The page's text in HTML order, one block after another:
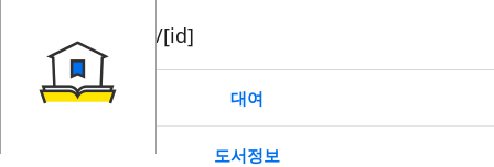
book/rent/[id]
대여
도서정보